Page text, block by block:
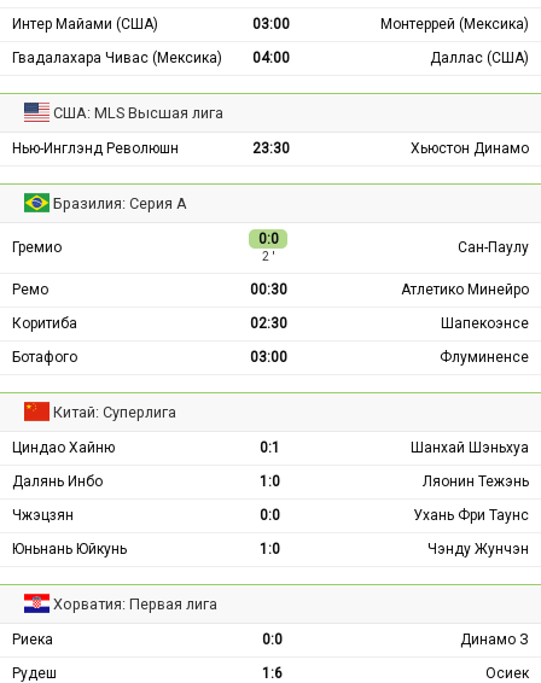
Интер Майами (США)
03:00
Монтеррей (Мексика)
Гвадалахара Чивас (Мексика)
04:00 Даллас (США)
США: MLS Высшая лига
Нью-Инглэнд Революшн 23:30 Хьюстон Динамо
Бразилия: Серия А
Гремио 0:0
2 ′
Сан-Паулу
Ремо 00:30
Атлетико Минейро
Коритиба
02:30
Шапекоэнсе
Ботафого
03:00 Флуминенсе
Китай: Суперлига
Циндао Хайню 0:1
Шанхай Шэньхуа
Далянь Инбо
1:0
Ляонин Тежэнь
Чжэцзян
0:0
Ухань Фри Таунс
Юньнань Юйкунь
1:0 Чэнду Жунчэн
Хорватия: Первая лига
Риека 0:0
Динамо З
Рудеш
1:6 Осиек